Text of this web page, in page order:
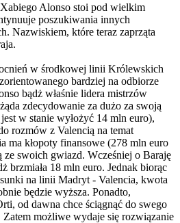
Alonso stoi pod wielkim
poszukiwania innych
Nazwiskiem, które teraz zaprząta
w środkowej linii Królewskich
bardziej na odbiorze
bądż właśnie lidera mistrzów
zdecydowanie za dużo za swoją
w stanie wyłożyć 14 mln euro),
rozmów z Valencią na temat
ma kłopoty finansowe (278 mln euro
ze swoich gwiazd. Wcześniej o Baraję
brzmiała 18 mln euro. Jednak biorąc
na linii Madryt - Valencia, kwota
będzie wyższa. Ponadto,
od dawna chce ściągnąć do swego
możliwe wydaje się rozwiązanie